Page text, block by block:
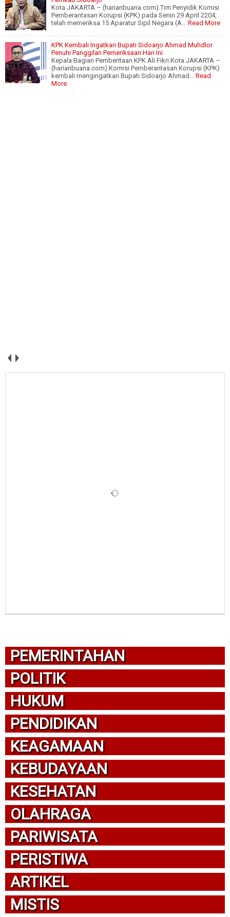
Kota JAKARTA – (harianbuana.com).Tim Penyidik Komisi
Pemberantasan Korupsi (KPK) pada Senin 29 April 2204,
telah memeriksa 15 Aparatur Sipil Negara (A…
Read More
KPK Kembali Ingatkan Bupati Sidoarjo Ahmad Muhdlor
Penuhi Panggilan Pemeriksaan Hari Ini
Kepala Bagian Pemberitaan KPK Ali Fikri.Kota JAKARTA –
(harianbuana.com).Komisi Pemberantasan Korupsi (KPK)
kembali mengingatkan Bupati Sidoarjo Ahmad…
Read
More
PEMERINTAHAN
POLITIK
HUKUM
PENDIDIKAN
KEAGAMAAN
KEBUDAYAAN
KESEHATAN
OLAHRAGA
PARIWISATA
PERISTIWA
ARTIKEL
MISTIS